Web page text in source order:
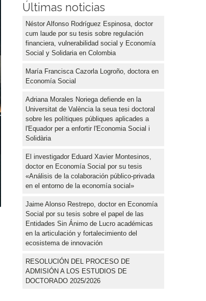
Últimas noticias
Néstor Alfonso Rodríguez Espinosa, doctor
cum laude por su tesis sobre regulación
financiera, vulnerabilidad social y Economía
Social y Solidaria en Colombia
María Francisca Cazorla Logroño, doctora en
Economía Social
Adriana Morales Noriega defiende en la
Universitat de València la seua tesi doctoral
sobre les polítiques públiques aplicades a
l'Equador per a enfortir l'Economia Social i
Solidària
El investigador Eduard Xavier Montesinos,
doctor en Economía Social por su tesis
«Análisis de la colaboración público-privada
en el entorno de la economía social»
Jaime Alonso Restrepo, doctor en Economía
Social por su tesis sobre el papel de las
Entidades Sin Ánimo de Lucro académicas
en la articulación y fortalecimiento del
ecosistema de innovación
RESOLUCIÓN DEL PROCESO DE
ADMISIÓN A LOS ESTUDIOS DE
DOCTORADO 2025/2026